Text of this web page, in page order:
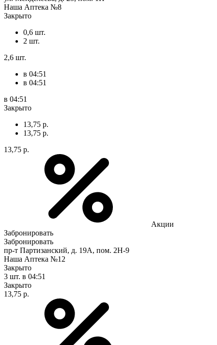
Наша Аптека №8
Закрыто
0,6 шт.
2 шт.
2,6 шт.
в 04:51
в 04:51
в 04:51
Закрыто
13,75 р.
13,75 р.
13,75 р.
Акции
Забронировать
Забронировать
пр-т Партизанский, д. 19А, пом. 2Н-9
Наша Аптека №12
Закрыто
3 шт. в 04:51
Закрыто
13,75 р.